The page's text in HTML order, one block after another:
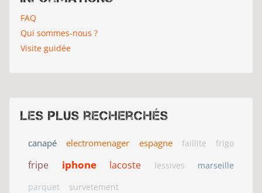
FAQ
Qui sommes-nous ?
Visite guidée
Les plus recherchés
canapé electromenager espagne faillite frigo
fripe iphone lacoste lessives
marseille
parquet
survetement